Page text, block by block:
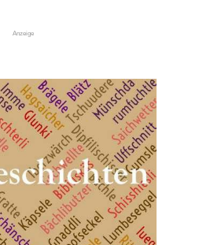
Anzeige